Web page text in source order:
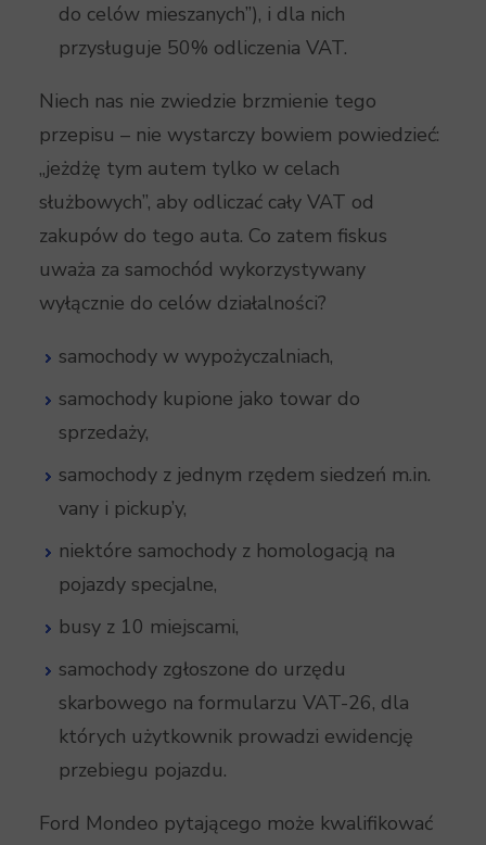
do celów mieszanych”), i dla nich
przysługuje 50% odliczenia VAT.
Niech nas nie zwiedzie brzmienie tego
przepisu – nie wystarczy bowiem powiedzieć:
„jeżdżę tym autem tylko w celach
służbowych”, aby odliczać cały VAT od
zakupów do tego auta. Co zatem fiskus
uważa za samochód wykorzystywany
wyłącznie do celów działalności?
samochody w wypożyczalniach,
samochody kupione jako towar do
sprzedaży,
samochody z jednym rzędem siedzeń m.in.
vany i pickup’y,
niektóre samochody z homologacją na
pojazdy specjalne,
busy z 10 miejscami,
samochody zgłoszone do urzędu
skarbowego na formularzu VAT-26, dla
których użytkownik prowadzi ewidencję
przebiegu pojazdu.
Ford Mondeo pytającego może kwalifikować